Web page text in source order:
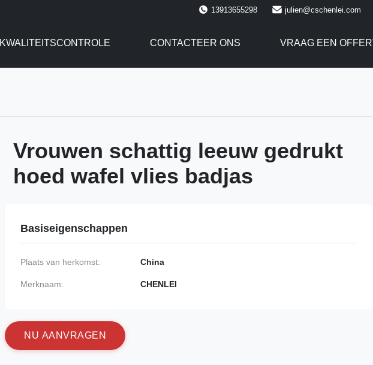
13913655298 julien@cschenlei.com
KWALITEITSCONTROLE CONTACTEER ONS VRAAG EEN
Vrouwen schattig leeuw gedrukt
hoed wafel vlies badjas
Basiseigenschappen
Plaats van herkomst: China
Merknaam: CHENLEI
N U AA NVRAGE N